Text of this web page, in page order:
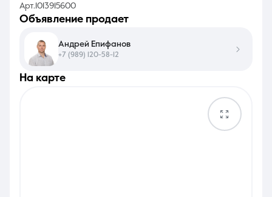
Арт.1013915600
на карте
объявление продает
Андрей Епифанов
+7 (989) 120-58-12